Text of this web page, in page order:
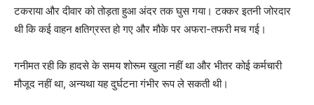
टकराया और दीवार को तोड़ता हुआ अंदर तक घुस गया। टक्कर इतनी जोरदार
थी कि कई वाहन क्षतिग्रस्त हो गए और मौके पर अफरा-तफरी मच गई।
गनीमत रही कि हादसे के समय शोरूम खुला नहीं था और भीतर कोई कर्मचारी
मौजूद नहीं था, अन्यथा यह दुर्घटना गंभीर रूप ले सकती थी।